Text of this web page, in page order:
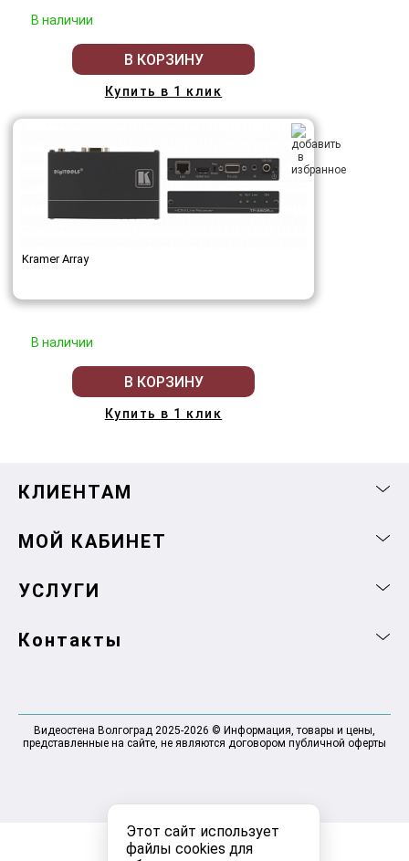
Этот сайт использует
файлы cookies для
В наличии
В КОРЗИНУ
Купить в 1 клик
Kramer Array
В наличии
В КОРЗИНУ
Купить в 1 клик
КЛИЕНТАМ
МОЙ КАБИНЕТ
УСЛУГИ
Контакты
Видеостена Волгоград 2025-2026 © Информация, товары и цены,
представленные на сайте, не являются договором публичной оферты